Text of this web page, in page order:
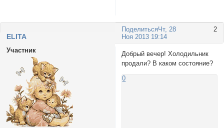
Поделиться 2
Чт, 28
Ноя 2013 19:14
ELITA
Участник
Добрый вечер! Холодильник
продали? В каком состояние?
0